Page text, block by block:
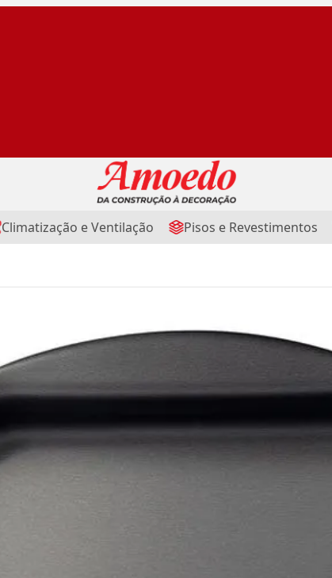
Climatização e Ventilação Pisos e Revestimentos